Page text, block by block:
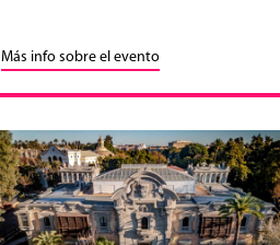
Más info sobre el evento